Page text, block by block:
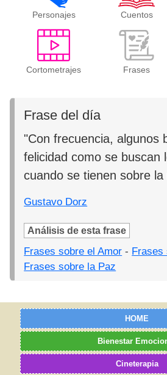
Personajes Cuentos
Cortometrajes Frases
Frase del día
"Con frecuencia, algunos
felicidad como se buscan
cuando se tienen sobre la
Gustavo Dorz
Análisis de esta frase
Frases sobre el Amor - Frases
Frases sobre la Paz
HOME
Bienestar
Cineterapia